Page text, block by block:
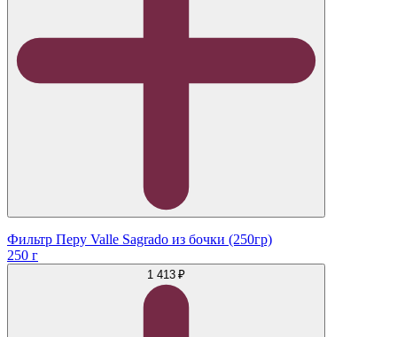
Фильтр Перу Valle Sagrado из бочки (250гр)
250 г
1 413 ₽